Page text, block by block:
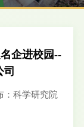
企进校园--
：科学研究院